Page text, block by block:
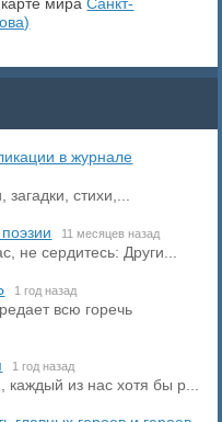
в журнале
стихи,...
11 месяцев назад
сердитесь: Други...
1 год назад
всю горечь
1 год назад
из нас хотя бы р...